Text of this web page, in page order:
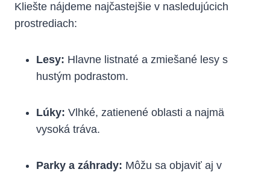
Kliešte nájdeme najčastejšie v nasledujúcich
prostrediach:
Lesy: Hlavne listnaté a‌ zmiešané lesy s
hustým podrastom.
Lúky: Vlhké, zatienené oblasti a najmä
vysoká tráva.
Parky a⁢ záhrady: Môžu sa objaviť‌ aj v‍